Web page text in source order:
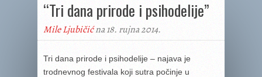
“Tri dana prirode i psihodelije”
Mile Ljubičićna 18. rujna 2014.
Tri dana prirode i psihodelije – najava je
trodnevnog festivala koji sutra počinje u